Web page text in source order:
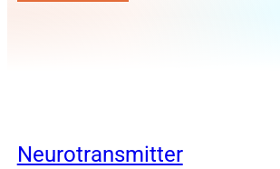
Neurotransmitter